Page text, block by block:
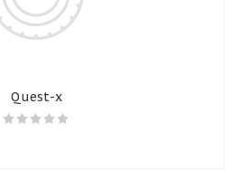
Quest-x